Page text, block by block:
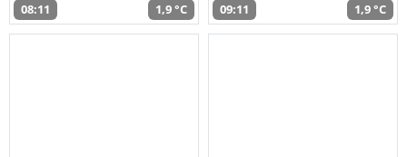
08:11 1,9 °C 09:11 1,9 °C